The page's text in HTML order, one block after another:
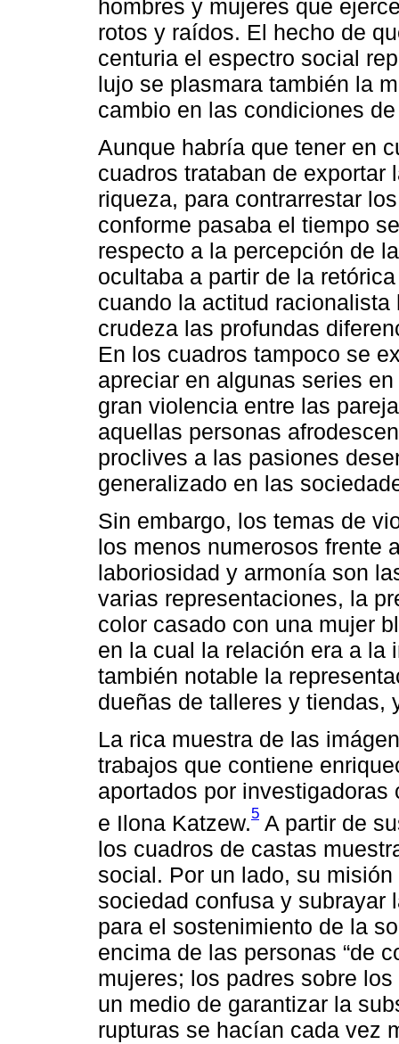
hombres y mujeres que
rotos y raídos. El hecho de
centuria el espectro social
lujo se plasmara también la
cambio en las condiciones
Aunque habría que tener en
cuadros trataban de exportar
riqueza, para contrarrestar
conforme pasaba el tiempo
respecto a la percepción de
ocultaba a partir de la
cuando la actitud
crudeza las profundas
En los cuadros tampoco se
apreciar en algunas series
gran violencia entre las
aquellas personas
proclives a las pasiones
generalizado en las
Sin embargo, los temas de
los menos numerosos frente
laboriosidad y armonía son
varias representaciones, la
color casado con una mujer
en la cual la relación era a la
también notable la
dueñas de talleres y tiendas,
La rica muestra de las
trabajos que contiene
aportados por
e Ilona Katzew.5 A partir de
los cuadros de castas
social. Por un lado, su
sociedad confusa y subrayar
para el sostenimiento de la
encima de las personas “de
mujeres; los padres sobre
un medio de garantizar la
rupturas se hacían cada vez